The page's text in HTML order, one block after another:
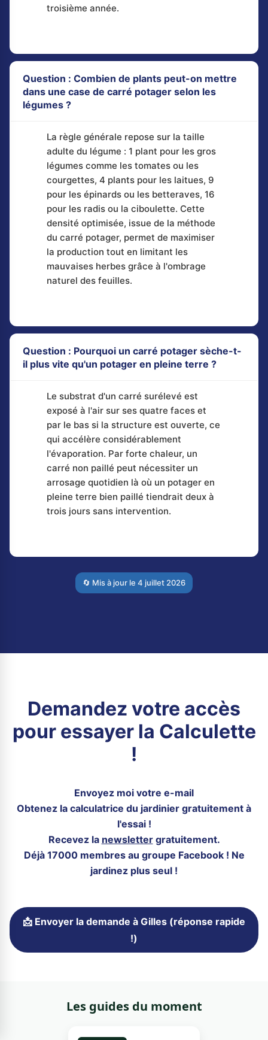
troisième année.
Question : Combien de plants peut-on mettre
dans une case de carré potager selon les
légumes ?
La règle générale repose sur la taille
adulte du légume : 1 plant pour les gros
légumes comme les tomates ou les
courgettes, 4 plants pour les laitues, 9
pour les épinards ou les betteraves, 16
pour les radis ou la ciboulette. Cette
densité optimisée, issue de la méthode
du carré potager, permet de maximiser
la production tout en limitant les
mauvaises herbes grâce à l'ombrage
naturel des feuilles.
Question : Pourquoi un carré potager sèche-t-
il plus vite qu'un potager en pleine terre ?
Le substrat d'un carré surélevé est
exposé à l'air sur ses quatre faces et
par le bas si la structure est ouverte, ce
qui accélère considérablement
l'évaporation. Par forte chaleur, un
carré non paillé peut nécessiter un
arrosage quotidien là où un potager en
pleine terre bien paillé tiendrait deux à
trois jours sans intervention.
🔄 Mis à jour le 4 juillet 2026
Demandez votre accès
pour essayer la Calculette
!
Envoyez moi votre e-mail
Obtenez la calculatrice du jardinier gratuitement à
l'essai !
Recevez la newslettergratuitement.
Déjà 17000 membres au groupe Facebook ! Ne
jardinez plus seul !
📩 Envoyer la demande à Gilles (réponse rapide
!)
Les guides du moment